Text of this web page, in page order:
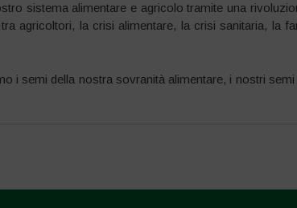
sistema alimentare e agricolo tramite una
agricoltori, la crisi alimentare, la crisi sanitaria, la
i semi della nostra sovranità alimentare, i nostri semi